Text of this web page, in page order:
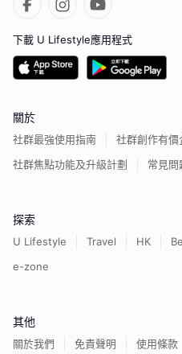
下載 U Lifestyle應用程式
關於
社群最強使用指南
社群創作有價
社群焦點功能及升級計劃
常見問
探索
U Lifestyle Travel HK
e-zone
其他
關於我們 免責聲明 使用條款